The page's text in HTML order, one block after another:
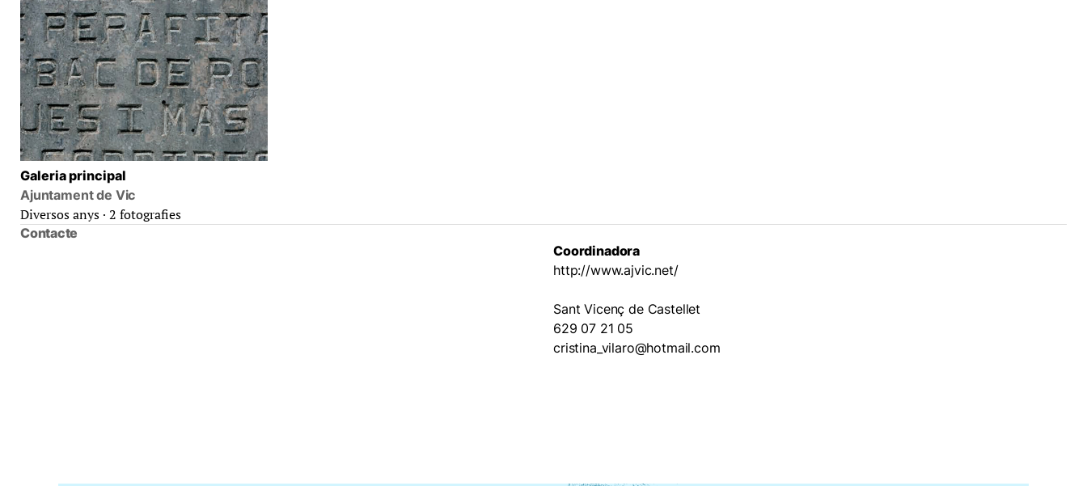
Galeria principal
Ajuntament de Vic
Diversos anys · 2 fotografies
Contacte
Coordinadora
http://www.ajvic.net/
Sant Vicenç de Castellet
629 07 21 05
cristina_vilaro@hotmail.com